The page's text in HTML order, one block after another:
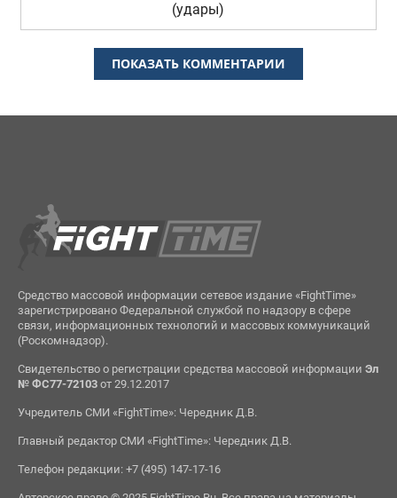
(удары)
ПОКАЗАТЬ КОММЕНТАРИИ
Средство массовой информации сетевое издание «FightTime»
зарегистрировано Федеральной службой по надзору в сфере
связи, информационных технологий и массовых коммуникаций
(Роскомнадзор).
Свидетельство о регистрации средства массовой информации Эл
№ ФС77-72103от 29.12.2017
Учредитель СМИ «FightTime»: Чередник Д.В.
Главный редактор СМИ «FightTime»: Чередник Д.В.
Телефон редакции: +7 (495) 147-17-16